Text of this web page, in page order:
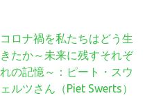
コロナ禍を私たちはどう生
きたか～未来に残すそれぞ
れの記憶～：ピート・スウ
ェルツさん（Piet Swerts）